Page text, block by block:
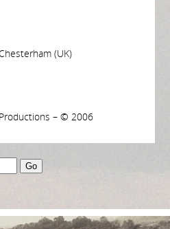
(UK)
– © 2006
Go